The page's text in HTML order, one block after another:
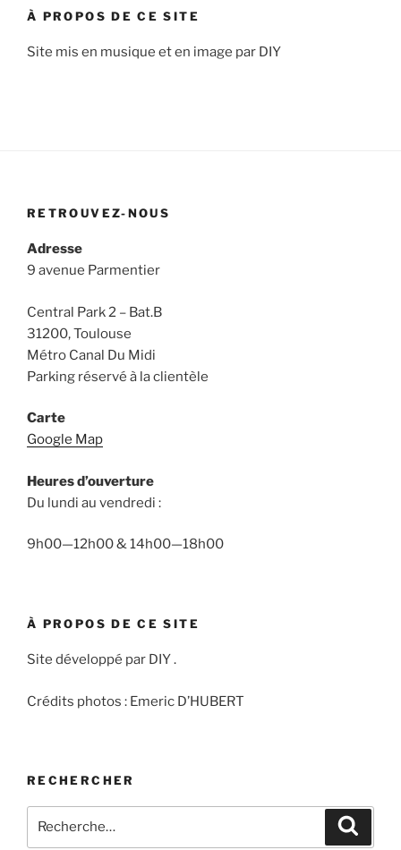
À PROPOS DE CE SITE
Site mis en musique et en image par DIY
RETROUVEZ-NOUS
Adresse
9 avenue Parmentier
Central Park 2 – Bat.B
31200, Toulouse
Métro Canal Du Midi
Parking réservé à la clientèle
Carte
Google Map
Heures d’ouverture
Du lundi au vendredi :
9h00—12h00 & 14h00—18h00
À PROPOS DE CE SITE
Site développé par DIY .
Crédits photos : Emeric D’HUBERT
RECHERCHER
pour